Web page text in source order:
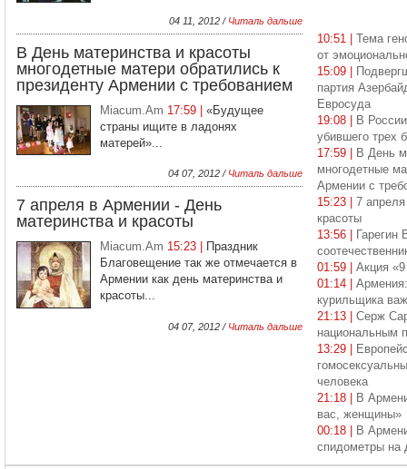
04 11, 2012 / Читаль дальше
В День материнства и красоты
многодетные матери обратились к
президенту Армении с требованием
Miacum.Am 17:59 | «Будущее
страны ищите в ладонях
матерей»...
04 07, 2012 / Читаль дальше
7 апреля в Армении - День
материнства и красоты
Miacum.Am 15:23 |
Праздник
Благовещение так же отмечается в
Армении как день материнства и
красоты...
04 07, 2012 / Читаль дальше
10:51 | Тема
от
15:09 |
партия
Евросуда
19:08 |
В
убившего трех
17:59 |
В День
многодетные
Армении с
15:23 | 7
красоты
13:56 |
Гарегин
01:59 | Акция
01:14 |
курильщика
21:13 | Серж
национальным
13:29 |
человека
21:18 |
В
вас, женщины»
00:18 |
В
спидометры на